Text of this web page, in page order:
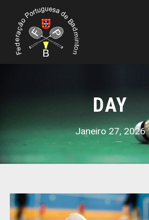
DAY
Janeiro 27, 2026